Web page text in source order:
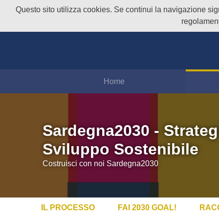
Questo sito utilizza cookies. Se continui la navigazione
Home
Sardegna2030 -
Sviluppo Sostenibile
Costruisci con noi Sardegna2030
IL PROCESSO FAI 2030 GOAL!